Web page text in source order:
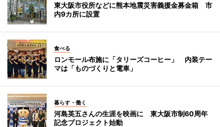
東大阪市役所などに熊本地震災害義援金募金箱 市
内9カ所に設置
食べる
ロンモール布施に「タリーズコーヒー」 内装テー
マは「ものづくりと電車」
暮らす・働く
河島英五さんの生涯を映画に 東大阪市制60周年
記念プロジェクト始動